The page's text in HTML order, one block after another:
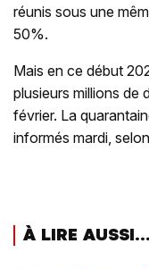
réunis sous une
50%.
Mais en ce début
plusieurs millions de
février. La
informés mardi,
À LIRE AUSSI...